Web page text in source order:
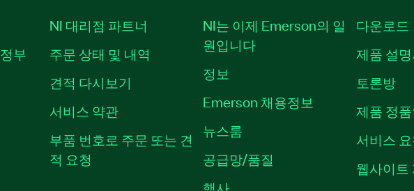
부
NI 대리점 파트너
주문 상태 및 내역
견적 다시보기
서비스 약관
부품 번호로 주문 또는 견
적 요청
NI는 이제 Emerson의 일
원입니다
정보
Emerson 채용정보
뉴스룸
공급망/품질
행사
다운로드
제품 설명
토론방
제품 정
서비스
웹사이트